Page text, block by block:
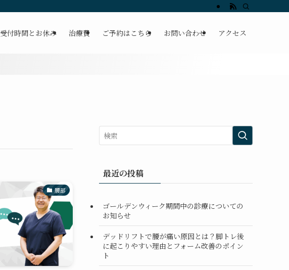
新潟市の整体・腰痛なら「かんだ整骨院」坐骨神経痛・自律神経に特化
受付時間とお休み 治療費 ご予約はこちら お問い合わせ アクセス
腰部
最近の投稿
ゴールデンウィーク期間中の診療についての
お知らせ
デッドリフトで腰が痛い原因とは？脚トレ後
に起こりやすい理由とフォーム改善のポイン
ト